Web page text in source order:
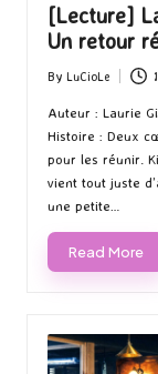
[Lecture]
Un retour
Posted
by
By LuCioLe
Auteur : Laurie
Histoire : Deux
pour les réunir.
vient tout juste
une petite…
Read More